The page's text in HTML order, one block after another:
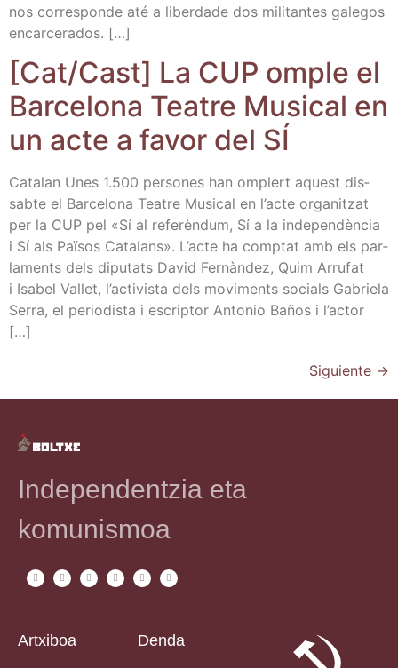
nos corres­pon­de até a liber­da­de dos mili­tan­tes gale­gos
encarcerados. […]
[Cat/​Cast] La CUP omple el
Bar­ce­lo­na Tea­tre Musi­cal en
un acte a favor del SÍ
Cata­lan Unes 1.500 per­so­nes han omplert aquest dis­
sab­te el Bar­ce­lo­na Tea­tre Musi­cal en l’ac­te orga­nitzat
per la CUP pel «Sí al refe­rèn­dum, Sí a la inde­pen­dèn­cia
i Sí als Paï­sos Cata­lans». L’ac­te ha comp­tat amb els par­
la­ments dels dipu­tats David Fer­nàn­dez, Quim Arru­fat
i Isa­bel Vallet, l’ac­ti­vis­ta dels movi­ments socials Gabrie­la
Serra, el perio­dis­ta i escrip­tor Anto­nio Baños i l’ac­tor
[…]
Siguiente →
Independentzia eta
komunismoa
Artxiboa Denda